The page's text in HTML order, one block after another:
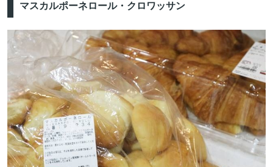
マスカルポーネロール・クロワッサン